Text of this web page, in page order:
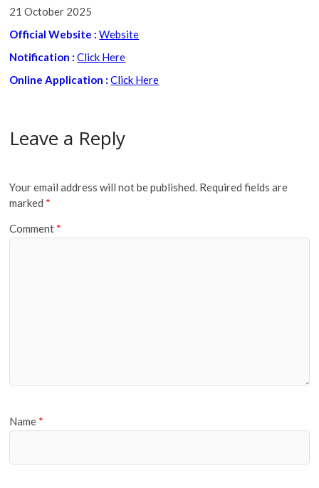
21 October 2025
Official Website :Website
Notification :Click Here
Online Application :Click Here
Leave a Reply
Your email address will not be published. Required fields are
marked *
Comment *
Name *